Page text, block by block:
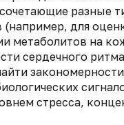
разные
(например, для
метаболитов на
сердечного
стресса,